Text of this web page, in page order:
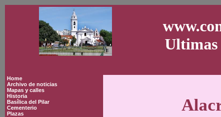
Ultimas
Home
Archivo de noticias
Mapas y calles
Historia
Basílica del Pilar
Cementerio
Plazas